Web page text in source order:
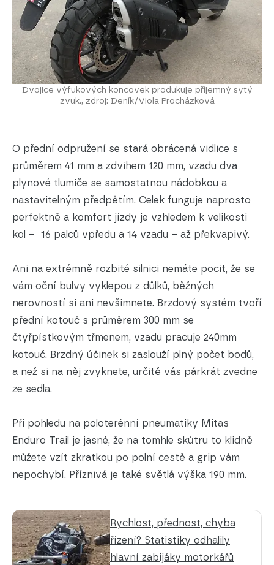
Dvojice výfukových koncovek produkuje příjemný sytý
zvuk., zdroj: Deník/Viola Procházková
O přední odpružení se stará obrácená vidlice s
průměrem 41 mm a zdvihem 120 mm, vzadu dva
plynové tlumiče se samostatnou nádobkou a
nastavitelným předpětím. Celek funguje naprosto
perfektně a komfort jízdy je vzhledem k velikosti
kol – 16 palců vpředu a 14 vzadu – až překvapivý.
Ani na extrémně rozbité silnici nemáte pocit, že se
vám oční bulvy vyklepou z důlků, běžných
nerovností si ani nevšimnete. Brzdový systém tvoří
přední kotouč s průměrem 300 mm se
čtyřpístkovým třmenem, vzadu pracuje 240mm
kotouč. Brzdný účinek si zaslouží plný počet bodů,
a než si na něj zvyknete, určitě vás párkrát zvedne
ze sedla.
Při pohledu na poloterénní pneumatiky Mitas
Enduro Trail je jasné, že na tomhle skútru to klidně
můžete vzít zkratkou po polní cestě a grip vám
nepochybí. Příznivá je také světlá výška 190 mm.
Rychlost, přednost, chyba
řízení? Statistiky odhalily
hlavní zabijáky motorkářů